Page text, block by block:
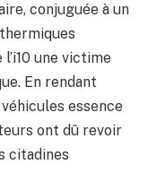
conjuguée à un
une victime
En rendant
essence
ont dû revoir
citadines